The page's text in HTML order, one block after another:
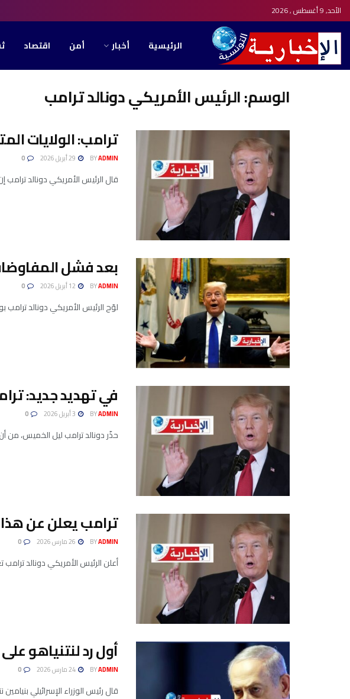
الأحد, 9 أغسطس , 2026
الرئيسية أخبار أمن اقتصاد
الوسم:الرئيس الأمريكي دونالد ترامب
ترامب: الولايات
BYADMIN
قال الرئيس الأمريكي دونالد
بعد فشل
BYADMIN
لوّح الرئيس الأمريكي دونالد ترامب
في تهديد جديد:
BYADMIN
حذّر دونالد ترامب ليل الخميس، من أن
ترامب يعلن عن هذا
BYADMIN
أعلن الرئيس الأمريكي دونالد ترامب تعليق استهداف
أول رد لنتنياهو
BYADMIN
قال رئيس الوزراء الإسرائيلي